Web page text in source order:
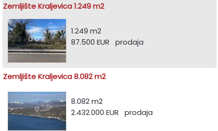
Zemljište Kraljevica 1.249 m2
1.249 m2
87.500 EUR prodaja
Zemljište Kraljevica 8.082 m2
8.082 m2
2.432.000 EUR prodaja